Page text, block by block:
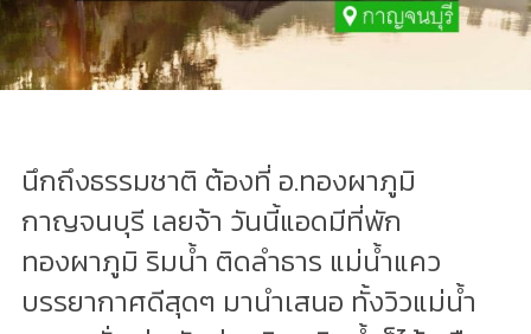
นึกถึงธรรมชาติ ต้องที่ อ.ทองผาภูมิ
กาญจนบุรี เลยจ้า วันนี้แอดมีที่พัก
ทองผาภูมิ ริมน้ำ ติดลำธาร แม่น้ำแคว
บรรยากาศดีสุดๆ มานำเสนอ ทั้งวิวแม่น้ำ